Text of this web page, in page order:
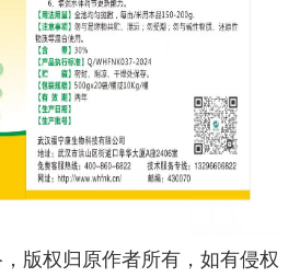
版权归原作者所有，如有侵权